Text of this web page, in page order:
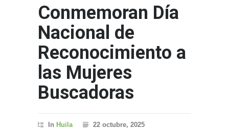
Conmemoran Día
Nacional de
Reconocimiento a
las Mujeres
Buscadoras
In Huila
22 octubre, 2025